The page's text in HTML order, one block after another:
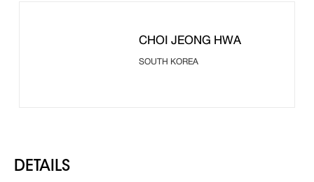
DETAILS
CHOI JEONG HWA
SOUTH KOREA